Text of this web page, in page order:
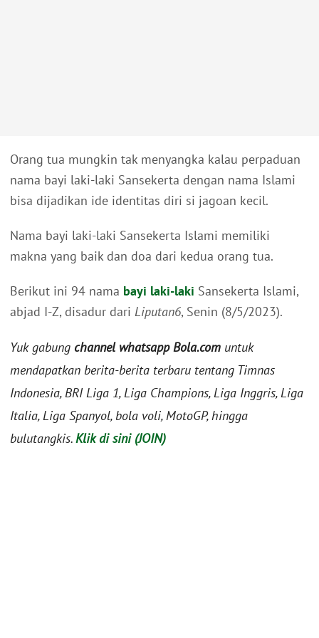
Orang tua mungkin tak menyangka kalau perpaduan
nama bayi laki-laki Sansekerta dengan nama Islami
bisa dijadikan ide identitas diri si jagoan kecil.
Nama bayi laki-laki Sansekerta Islami memiliki
makna yang baik dan doa dari kedua orang tua.
Berikut ini 94 nama bayi laki-laki Sansekerta Islami,
abjad I-Z, disadur dari Liputan6, Senin (8/5/2023).
Yuk gabung channel whatsapp Bola.com untuk
mendapatkan berita-berita terbaru tentang Timnas
Indonesia, BRI Liga 1, Liga Champions, Liga Inggris, Liga
Italia, Liga Spanyol, bola voli, MotoGP, hingga
bulutangkis.Klik di sini (JOIN)